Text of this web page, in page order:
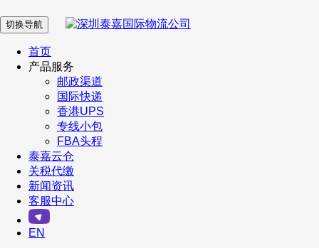
在 线 客 服
企业微信
订阅号
客户服务热线
400-098-5699
切换导航
首页
产品服务
邮政渠道
国际快递
香港UPS
专线小包
FBA头程
泰嘉云仓
关税代缴
新闻资讯
客服中心
EN